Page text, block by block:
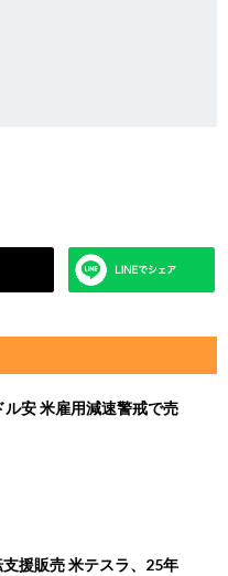
安 米雇用減速警戒で売
援販売 米テスラ、25年